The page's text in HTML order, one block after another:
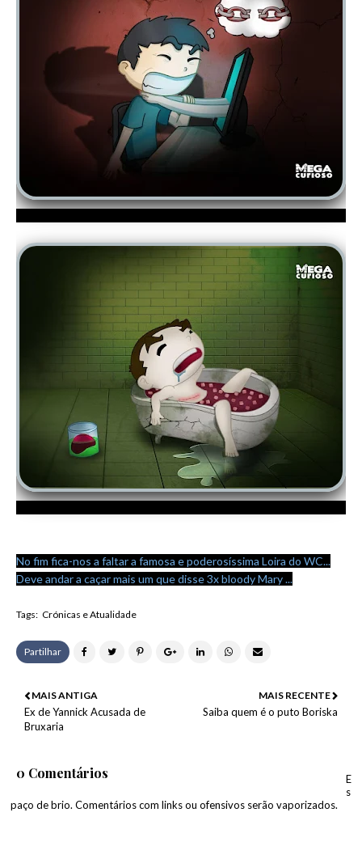
No fim fica-nos a faltar a famosa e poderosíssima Loira do WC...
Deve andar a caçar mais um que disse 3x bloody Mary ...
Tags: Crónicas e Atualidade
Partilhar
MAIS RECENTE
Saiba quem é o puto Boriska
MAIS ANTIGA
Ex de Yannick Acusada de
Bruxaria
0 Comentários
E
s
paço de brio. Comentários com links ou ofensivos serão vaporizados.